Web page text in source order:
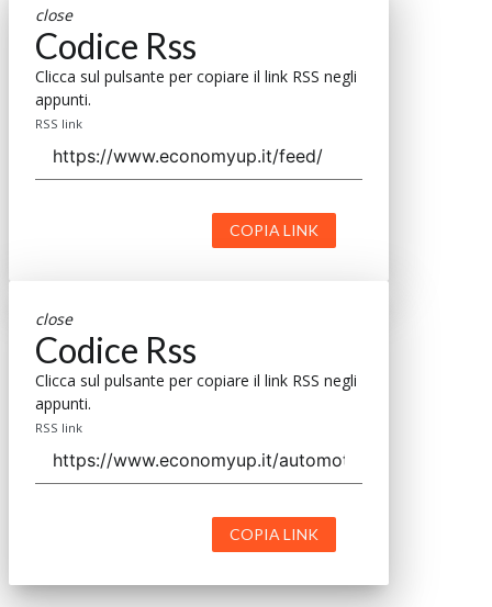
close
Codice Rss
Clicca sul pulsante per copiare il link RSS negli
appunti.
RSS link
COPIA LINK
close
Codice Rss
Clicca sul pulsante per copiare il link RSS negli
appunti.
RSS link
COPIA LINK